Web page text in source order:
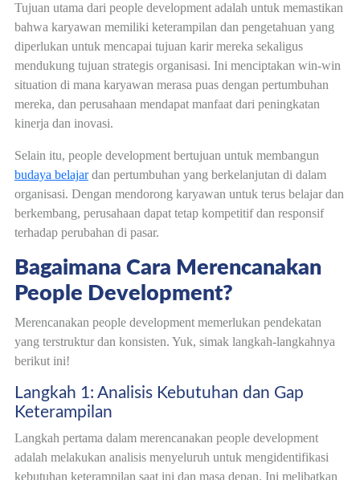
Tujuan utama dari people development adalah untuk memastikan
bahwa karyawan memiliki keterampilan dan pengetahuan yang
diperlukan untuk mencapai tujuan karir mereka sekaligus
mendukung tujuan strategis organisasi. Ini menciptakan win-win
situation di mana karyawan merasa puas dengan pertumbuhan
mereka, dan perusahaan mendapat manfaat dari peningkatan
kinerja dan inovasi.
Selain itu, people development bertujuan untuk membangun
budaya belajardan pertumbuhan yang berkelanjutan di dalam
organisasi. Dengan mendorong karyawan untuk terus belajar dan
berkembang, perusahaan dapat tetap kompetitif dan responsif
terhadap perubahan di pasar.
Bagaimana Cara Merencanakan
People Development?
Merencanakan people development memerlukan pendekatan
yang terstruktur dan konsisten. Yuk, simak langkah-langkahnya
berikut ini!
Langkah 1: Analisis Kebutuhan dan Gap
Keterampilan
Langkah pertama dalam merencanakan people development
adalah melakukan analisis menyeluruh untuk mengidentifikasi
kebutuhan keterampilan saat ini dan masa depan. Ini melibatkan